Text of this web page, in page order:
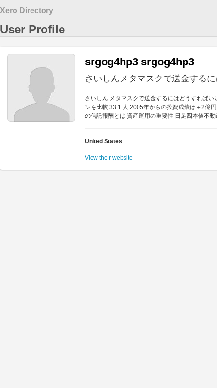
Xero Directory
User Profile
srgog4hp3 srgog4hp3
さいしんメタマスクで送金する
さいしん メタマスクで送金するにはどうすれば
ンを比較 33 1 人 2005年からの投資成績は＋2億
の信託報酬とは 資産運用の重要性 日足四本値不
United States
View their website